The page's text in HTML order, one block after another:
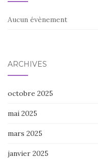
Aucun évènement
ARCHIVES
octobre 2025
mai 2025
mars 2025
janvier 2025